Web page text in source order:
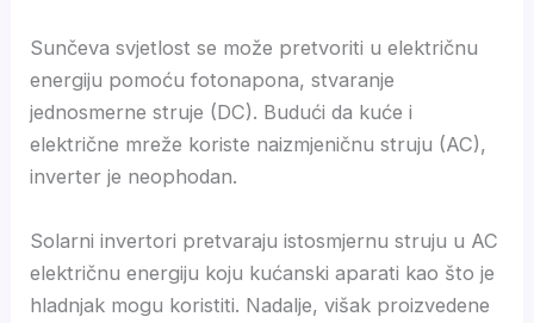
Sunčeva svjetlost se može pretvoriti u električnu
energiju pomoću fotonapona, stvaranje
jednosmerne struje (DC). Budući da kuće i
električne mreže koriste naizmjeničnu struju (AC),
inverter je neophodan.
Solarni invertori pretvaraju istosmjernu struju u AC
električnu energiju koju kućanski aparati kao što je
hladnjak mogu koristiti. Nadalje, višak proizvedene